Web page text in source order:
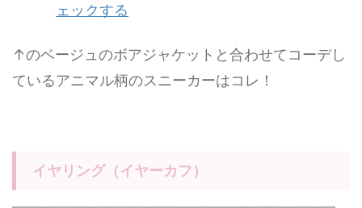
ェックする
↑のベージュのボアジャケットと合わせてコーデし
ているアニマル柄のスニーカーはコレ！
イヤリング（イヤーカフ）